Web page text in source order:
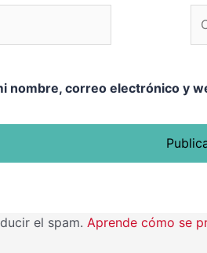
nombre, correo electrónico y
el spam. Aprende cómo se